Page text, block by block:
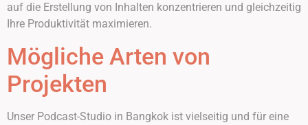
auf die Erstellung von Inhalten konzentrieren und gleichzeitig
Ihre Produktivität maximieren.
Mögliche Arten von
Projekten
Unser Podcast-Studio in Bangkok ist vielseitig und für eine